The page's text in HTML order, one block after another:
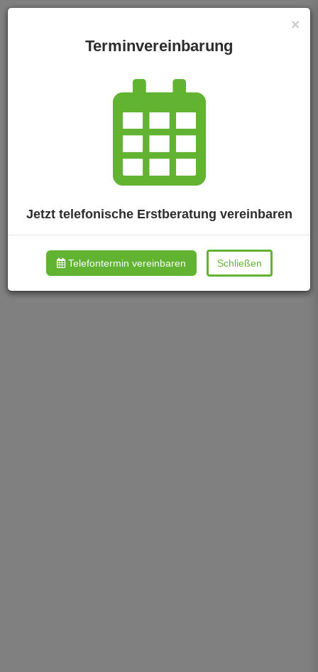
×
Terminvereinbarung
Jetzt telefonische Erstberatung vereinbaren
Telefontermin vereinbaren Schließen